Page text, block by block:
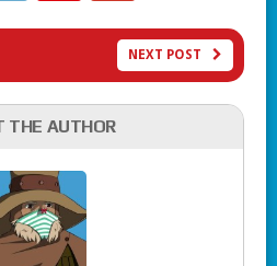
NEXT POST
THE AUTHOR